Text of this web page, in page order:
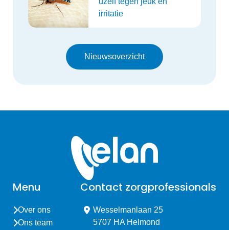
irritatie
Nieuwsoverzicht
Menu
Over ons
Ons team
Contact zorgprofessionals
Wesselmanlaan 25
5707 HA Helmond